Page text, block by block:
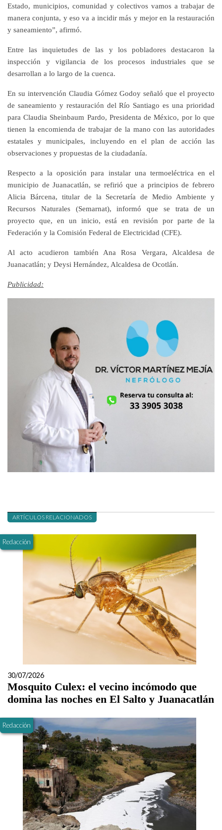
Estado, municipios, comunidad y colectivos vamos a trabajar de
manera conjunta, y eso va a incidir más y mejor en la restauración
y saneamiento”, afirmó.
Entre las inquietudes de las y los pobladores destacaron la
inspección y vigilancia de los procesos industriales que se
desarrollan a lo largo de la cuenca.
En su intervención Claudia Gómez Godoy señaló que el proyecto
de saneamiento y restauración del Río Santiago es una prioridad
para Claudia Sheinbaum Pardo, Presidenta de México, por lo que
tienen la encomienda de trabajar de la mano con las autoridades
estatales y municipales, incluyendo en el plan de acción las
observaciones y propuestas de la ciudadanía.
Respecto a la oposición para instalar una termoeléctrica en el
municipio de Juanacatlán, se refirió que a principios de febrero
Alicia Bárcena, titular de la Secretaría de Medio Ambiente y
Recursos Naturales (Semarnat), informó que se trata de un
proyecto que, en un inicio, está en revisión por parte de la
Federación y la Comisión Federal de Electricidad (CFE).
Al acto acudieron también Ana Rosa Vergara, Alcaldesa de
Juanacatlán; y Deysi Hernández, Alcaldesa de Ocotlán.
Publicidad:
ARTÍCULOS RELACIONADOS
Redacción
30/07/2026
Mosquito Culex: el vecino incómodo que
domina las noches en El Salto y Juanacatlán
Redacción